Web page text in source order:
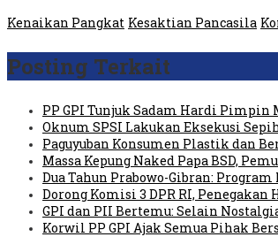
Kenaikan Pangkat Kesaktian Pancasila
Posting Terkait
PP GPI Tunjuk Sadam Hardi Pimpin
Oknum SPSI Lakukan Eksekusi
Paguyuban Konsumen Plastik dan
Massa Kepung Naked Papa BSD,
Dua Tahun Prabowo-Gibran:
Dorong Komisi 3 DPR RI,
GPI dan PII Bertemu: Selain
Korwil PP GPI Ajak Semua Pihak